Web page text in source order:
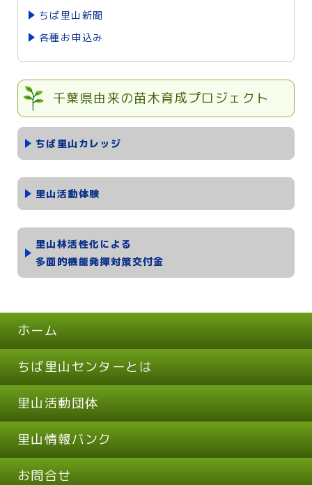
ちば里山新聞
各種お申込み
千葉県由来の苗木育成プロジェクト
ちば里山カレッジ
里山活動体験
里山林活性化による
多面的機能発揮対策交付金
ホーム
ちば里山センターとは
里山活動団体
里山情報バンク
お問合せ